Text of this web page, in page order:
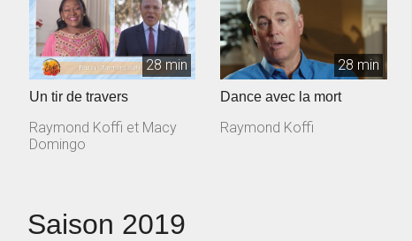
28 min
Un tir de travers
Raymond Koffi et Macy
Domingo
28 min
Dance avec la mort
Raymond Koffi
Saison 2019